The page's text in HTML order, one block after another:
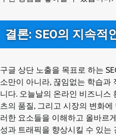
결론: SEO의 지속적
구글 상단 노출을 목표로 하는
소만이 아니라, 끊임없는 학습과
니다. 오늘날의 온라인 비즈니스
츠의 품질, 그리고 시장의 변화
러한 요소들을 이해하고 올바르
성과 트래픽을 향상시킬 수 있는